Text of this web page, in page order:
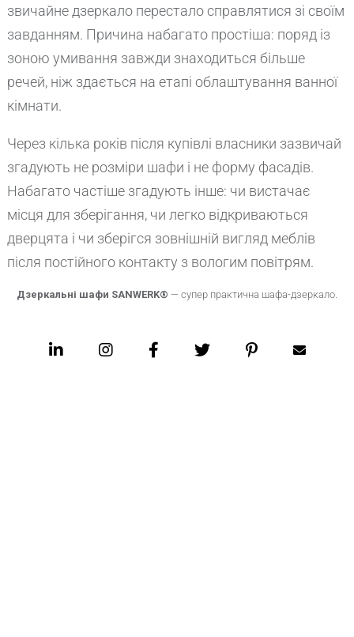
звичайне дзеркало перестало справлятися зі своїм
завданням. Причина набагато простіша: поряд із
зоною умивання завжди знаходиться більше
речей, ніж здається на етапі облаштування ванної
кімнати.
Через кілька років після купівлі власники зазвичай
згадують не розміри шафи і не форму фасадів.
Набагато частіше згадують інше: чи вистачає
місця для зберігання, чи легко відкриваються
дверцята і чи зберігся зовнішній вигляд меблів
після постійного контакту з вологим повітрям.
Дзеркальні шафи SANWERK® — супер практична шафа-дзеркало.